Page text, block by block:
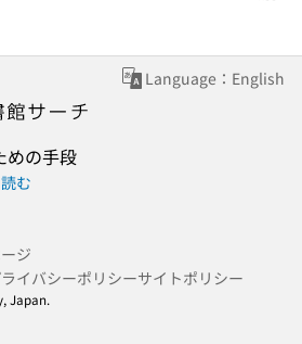
Language：English
めの手段
む
ジ
イバシーポリシーサイトポリシー
Japan.